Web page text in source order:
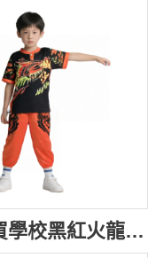
【購買學校黑紅火龍圖演出套裝】｜喇沙小學｜胸前黃紅火龍印花｜側身火焰圖案拼接｜鬆緊褲腳設計｜小學演出套裝公司 SU425